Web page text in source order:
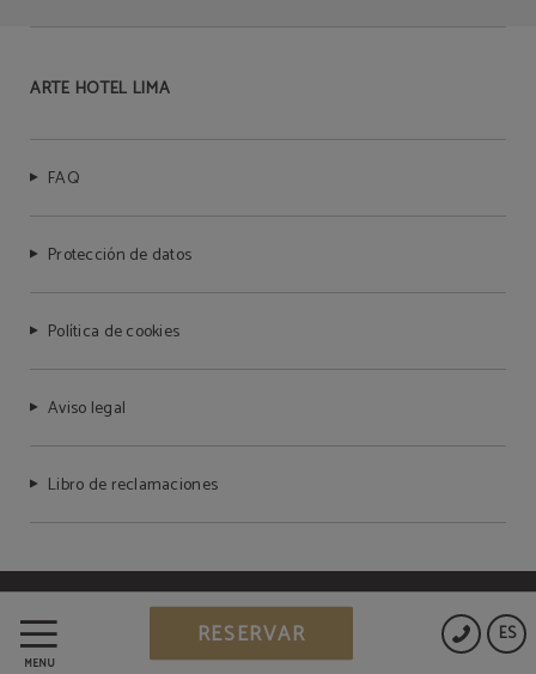
MENÚ
ES
RESERVAR
ARTE HOTEL LIMA
FAQ
Protección de datos
Política de cookies
Aviso legal
Libro de reclamaciones
Powered by Keytel
Compra segura